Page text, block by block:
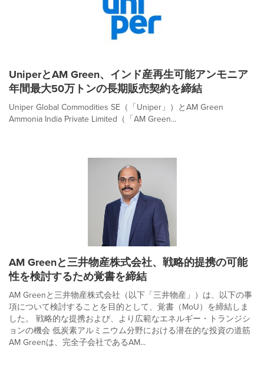
UniperとAM Green、インド産再生可能アンモニア
年間最大50万トンの長期販売契約を締結
Uniper Global Commodities SE（「Uniper」）とAM Green
Ammonia India Private Limited（「AM Green...
AM Greenと三井物産株式会社、戦略的提携の可能
性を検討するため覚書を締結
AM Greenと三井物産株式会社（以下「三井物産」）は、以下の事
項について検討することを目的として、覚書（MoU）を締結しま
した。 戦略的な提携および、より広範なエネルギー・トランジシ
ョンの機会 低炭素アルミニウム分野における潜在的な投資の道筋
AM Greenは、完全子会社であるAM...